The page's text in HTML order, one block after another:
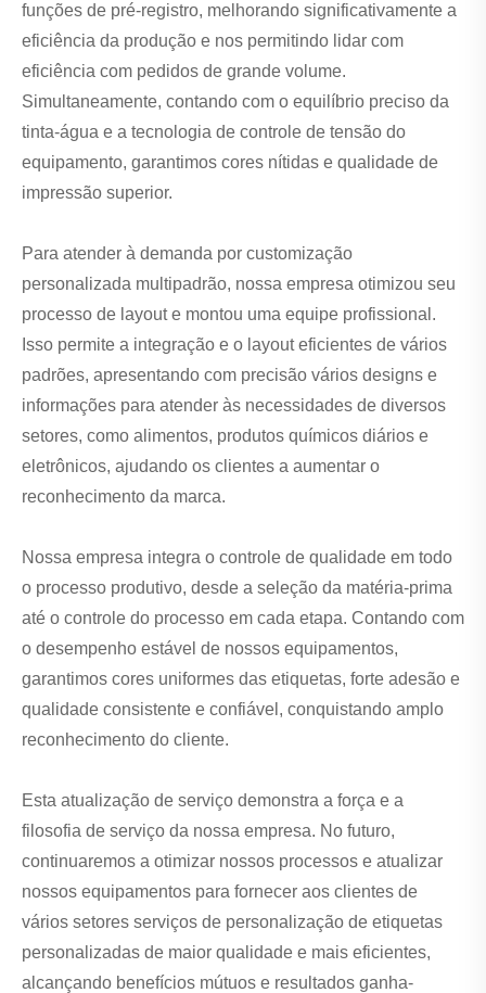
funções de pré-registro, melhorando significativamente a
eficiência da produção e nos permitindo lidar com
eficiência com pedidos de grande volume.
Simultaneamente, contando com o equilíbrio preciso da
tinta-água e a tecnologia de controle de tensão do
equipamento, garantimos cores nítidas e qualidade de
impressão superior.
Para atender à demanda por customização
personalizada multipadrão, nossa empresa otimizou seu
processo de layout e montou uma equipe profissional.
Isso permite a integração e o layout eficientes de vários
padrões, apresentando com precisão vários designs e
informações para atender às necessidades de diversos
setores, como alimentos, produtos químicos diários e
eletrônicos, ajudando os clientes a aumentar o
reconhecimento da marca.
Nossa empresa integra o controle de qualidade em todo
o processo produtivo, desde a seleção da matéria-prima
até o controle do processo em cada etapa. Contando com
o desempenho estável de nossos equipamentos,
garantimos cores uniformes das etiquetas, forte adesão e
qualidade consistente e confiável, conquistando amplo
reconhecimento do cliente.
Esta atualização de serviço demonstra a força e a
filosofia de serviço da nossa empresa. No futuro,
continuaremos a otimizar nossos processos e atualizar
nossos equipamentos para fornecer aos clientes de
vários setores serviços de personalização de etiquetas
personalizadas de maior qualidade e mais eficientes,
alcançando benefícios mútuos e resultados ganha-